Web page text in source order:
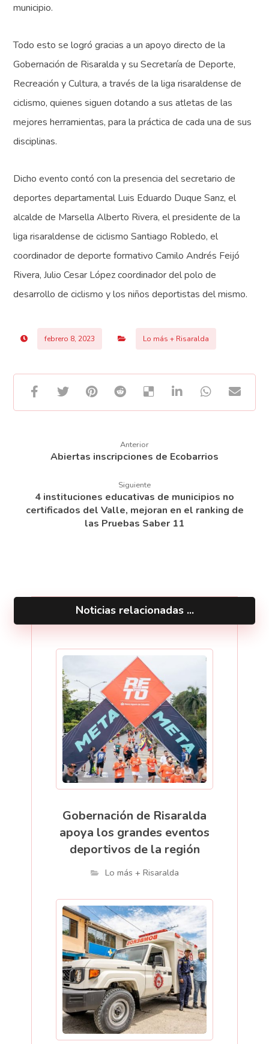
municipio.
Todo esto se logró gracias a un apoyo directo de la
Gobernación de Risaralda y su Secretaría de Deporte,
Recreación y Cultura, a través de la liga risaraldense de
ciclismo, quienes siguen dotando a sus atletas de las
mejores herramientas, para la práctica de cada una de sus
disciplinas.
Dicho evento contó con la presencia del secretario de
deportes departamental Luis Eduardo Duque Sanz, el
alcalde de Marsella Alberto Rivera, el presidente de la
liga risaraldense de ciclismo Santiago Robledo, el
coordinador de deporte formativo Camilo Andrés Feijó
Rivera, Julio Cesar López coordinador del polo de
desarrollo de ciclismo y los niños deportistas del mismo.
febrero 8, 2023 Lo más + Risaralda
Anterior
Abiertas inscripciones de Ecobarrios
Siguiente
4 instituciones educativas de municipios no
certificados del Valle, mejoran en el ranking de
las Pruebas Saber 11
Noticias relacionadas ...
Gobernación de Risaralda
apoya los grandes eventos
deportivos de la región
Lo más + Risaralda